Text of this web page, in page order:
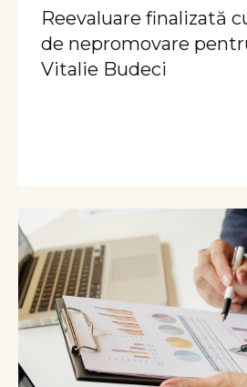
Reevaluare finalizată
de nepromovare
Vitalie Budeci